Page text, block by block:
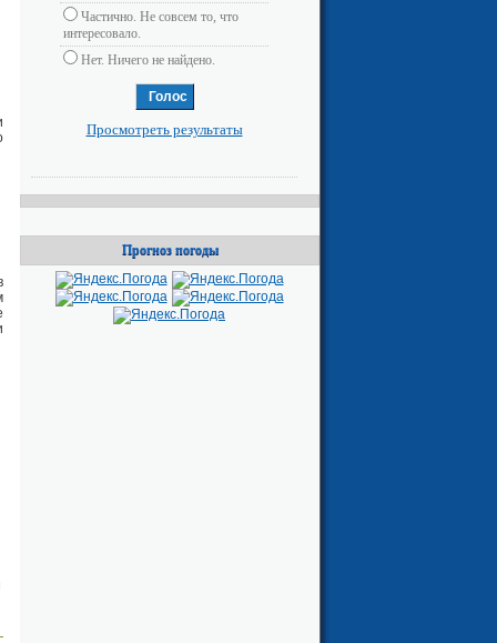
Частично. Не совсем то, что
интересовало.
Нет. Ничего не найдено.
Просмотреть результаты
Прогноз погоды